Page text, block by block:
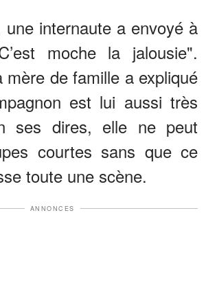
une internaute a envoyé à
moche la jalousie".
mère de famille a expliqué
est lui aussi très
ses dires, elle ne peut
courtes sans que ce
toute une scène.
ANNONCES